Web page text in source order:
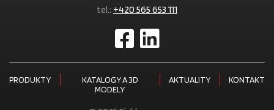
tel.: +420 565 653 111
PRODUKTY
KATALOGY A 3D
MODELY
AKTUALITY KONTAKT